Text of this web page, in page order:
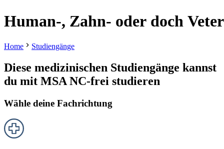
Human-, Zahn- oder doch
Home Studiengänge
Diese medizinischen Studiengänge kannst
du mit MSA NC-frei studieren
Wähle deine Fachrichtung